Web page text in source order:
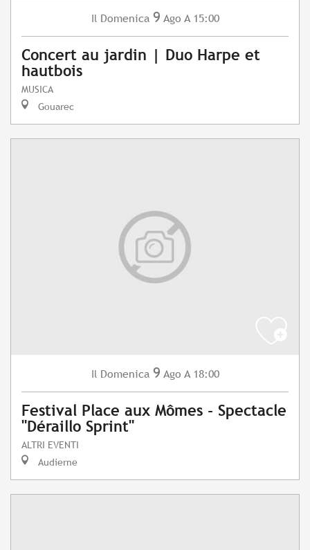
Il Domenica 9 Ago A 15:00
Concert au jardin | Duo Harpe et
hautbois
MUSICA
Gouarec
Il Domenica 9 Ago A 18:00
Festival Place aux Mômes - Spectacle
"Déraillo Sprint"
ALTRI EVENTI
Audierne